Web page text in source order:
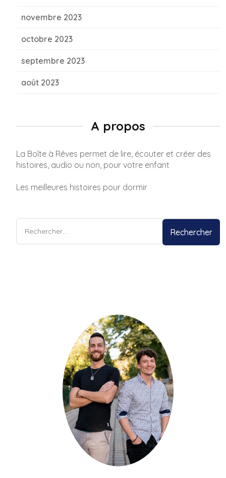
novembre 2023
octobre 2023
septembre 2023
août 2023
A propos
La Boîte à Rêves permet de lire, écouter et créer des
histoires, audio ou non, pour votre enfant
Les meilleures histoires pour dormir